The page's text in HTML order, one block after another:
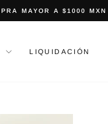
LIQUIDACIÓN